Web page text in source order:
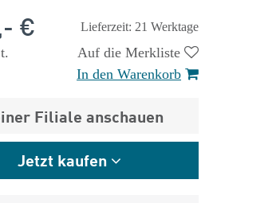
Lieferzeit: 21 Werktage
€
Auf die Merkliste
In den Warenkorb
Filiale anschauen
Jetzt kaufen